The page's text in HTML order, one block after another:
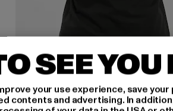
URBAN CLASSICS
Turnup
SEE YOU
your use experience, save
contents and advertising. In